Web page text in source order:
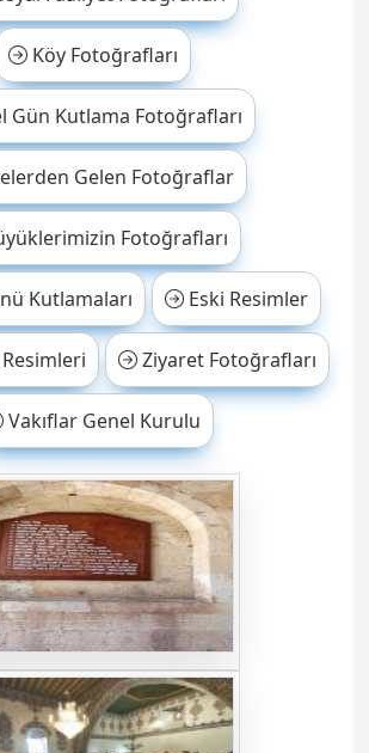
Köy Fotoğrafları
Gün Kutlama Fotoğrafları
Gelen Fotoğraflar
Fotoğrafları
Kutlamaları Eski Resimler
Ziyaret Fotoğrafları
Vakıflar Genel Kurulu